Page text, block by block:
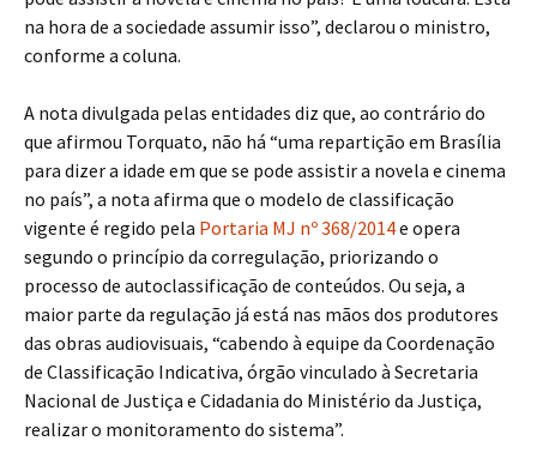
na hora de a sociedade assumir isso”, declarou o ministro,
conforme a coluna.
A nota divulgada pelas entidades diz que, ao contrário do
que afirmou Torquato, não há “uma repartição em Brasília
para dizer a idade em que se pode assistir a novela e cinema
no país”, a nota afirma que o modelo de classificação
vigente é regido pela Portaria MJ nº 368/2014e opera
segundo o princípio da corregulação, priorizando o
processo de autoclassificação de conteúdos. Ou seja, a
maior parte da regulação já está nas mãos dos produtores
das obras audiovisuais, “cabendo à equipe da Coordenação
de Classificação Indicativa, órgão vinculado à Secretaria
Nacional de Justiça e Cidadania do Ministério da Justiça,
realizar o monitoramento do sistema”.